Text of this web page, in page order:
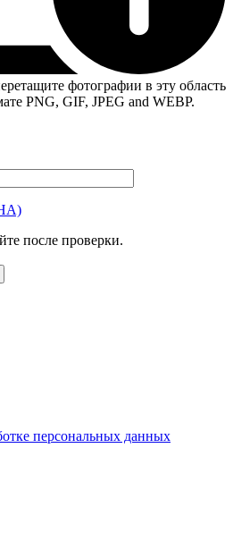
фотографии в эту область
PNG, GIF, JPEG and WEBP.
после проверки.
персональных данных